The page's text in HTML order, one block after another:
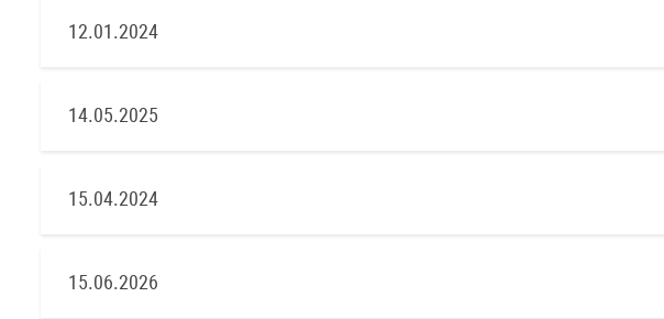
12.01.2024
14.05.2025
15.04.2024
15.06.2026